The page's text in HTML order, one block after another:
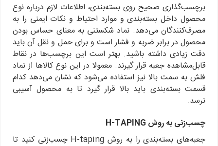
برچسب‌گذاری صحیح روی بسته‌بندی، اطلاعات لازم درباره نوع
محصول داخل بسته‌بندی و موارد احتیاط و نکات ایمنی را به
مصرف‌کنندگان می‌دهد. نماد شکستنی به معنای حساس بودن
محصول در برابر ضربه و فشار است و برای حمل و نقل آن باید
دقت زیادی داشته باشید. بهتر است این برچسب‌ها در نقاط
قابل‌مشاهده جعبه قرار گیرند. معمولا در این نوع کالاها از نماد
فلش به سمت بالا نیز استفاده می‌شود که نشان می‌دهد کدام
قسمت بسته‌بندی باید بالا قرار گیرد تا به محصول آسیبی
نرسد.
چسب‌زنی به روش H-TAPING
جعبه‌های بسته‌بندی را به روش H-taping چسب‌زنی کنید تا